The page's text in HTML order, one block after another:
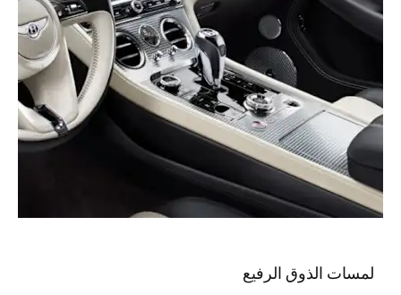
لمسات الذوق الرفيع